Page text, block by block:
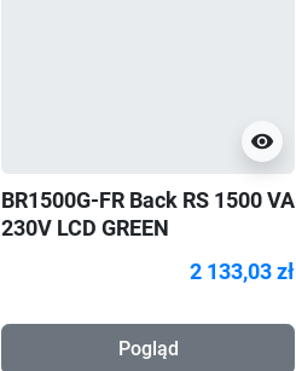
visibility
BR1500G-FR Back RS 1500 VA
230V LCD GREEN
2 133,03 zł
Pogląd